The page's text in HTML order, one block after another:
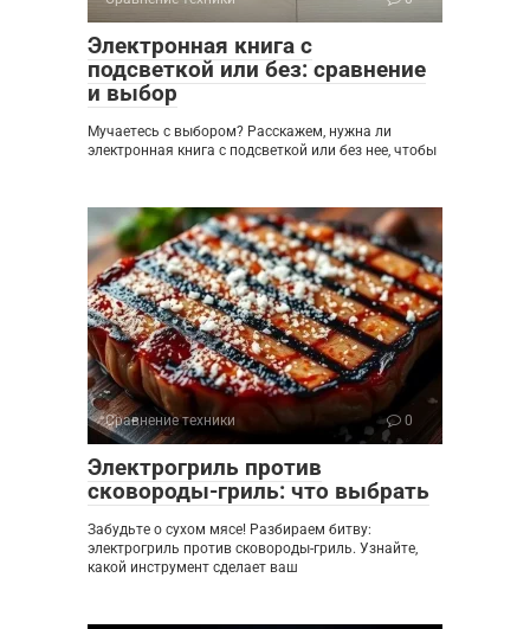
Электронная книга с
подсветкой или без: сравнение
и выбор
Мучаетесь с выбором? Расскажем, нужна ли
электронная книга с подсветкой или без нее, чтобы
Сравнение техники 0
Электрогриль против
сковороды-гриль: что выбрать
Забудьте о сухом мясе! Разбираем битву:
электрогриль против сковороды-гриль. Узнайте,
какой инструмент сделает ваш